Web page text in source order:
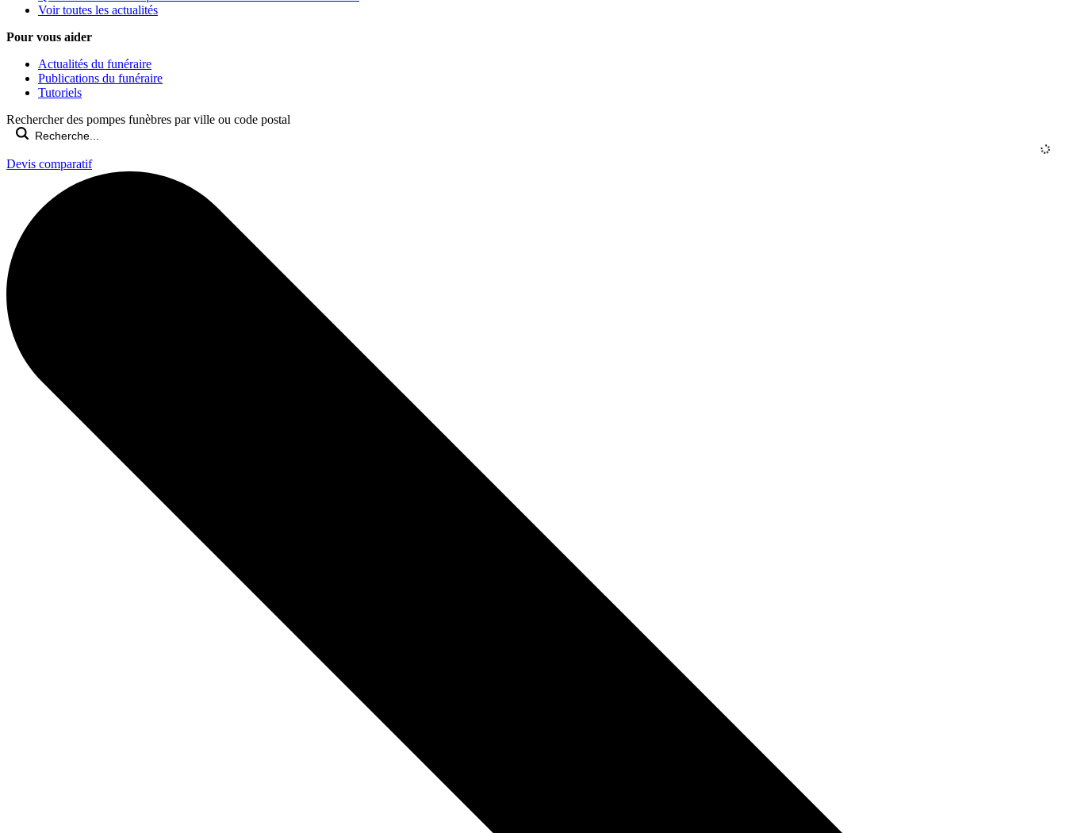
Voir toutes les actualités
Pour vous aider
Actualités du funéraire
Publications du funéraire
Tutoriels
Rechercher des pompes funèbres par ville ou code postal
Devis comparatif